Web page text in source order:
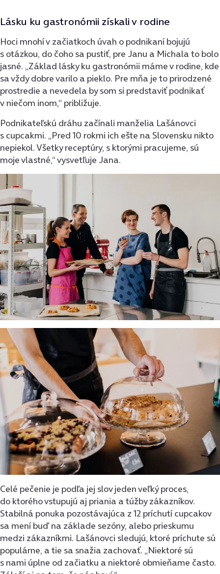
Lásku ku gastronómii získali v rodine
Hoci mnohí v začiatkoch úvah o podnikaní bojujú
s otázkou, do čoho sa pustiť, pre Janu a Michala to bolo
jasné. „Základ lásky ku gastronómii máme v rodine, kde
sa vždy dobre varilo a pieklo. Pre mňa je to prirodzené
prostredie a nevedela by som si predstaviť podnikať
v niečom inom,“ približuje.
Podnikateľskú dráhu začínali manželia Lašánovci
s cupcakmi. „Pred 10 rokmi ich ešte na Slovensku nikto
nepiekol. Všetky receptúry, s ktorými pracujeme, sú
moje vlastné,“ vysvetľuje Jana.
Celé pečenie je podľa jej slov jeden veľký proces,
do ktorého vstupujú aj priania a túžby zákazníkov.
Stabilná ponuka pozostávajúca z 12 príchutí cupcakov
sa mení buď na základe sezóny, alebo prieskumu
medzi zákazníkmi. Lašánovci sledujú, ktoré príchute sú
populárne, a tie sa snažia zachovať. „Niektoré sú
s nami úplne od začiatku a niektoré obmieňame často.